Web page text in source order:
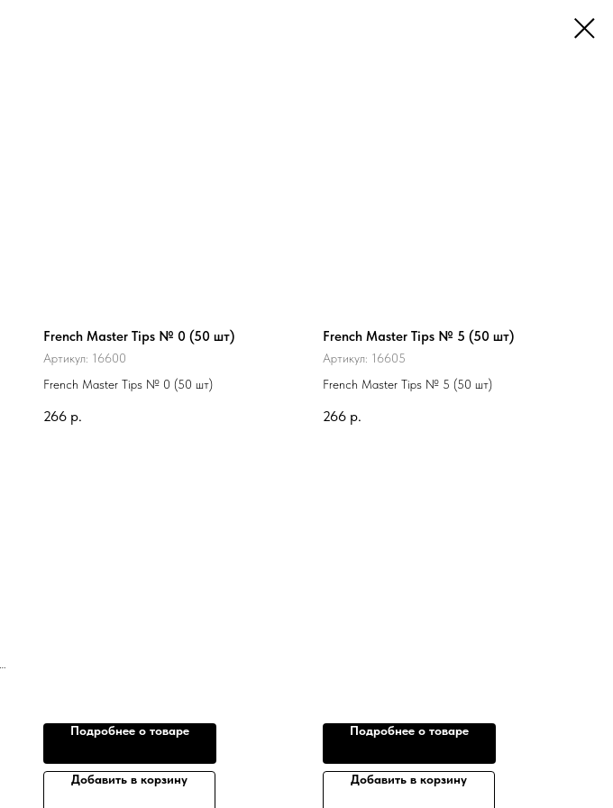
French Master Tips № 0 (50 шт)
Артикул: 16600
French Master Tips № 0 (50 шт)
266 р.
Подробнее о товаре
Добавить в корзину
French Master Tips № 5 (50 шт)
Артикул: 16605
French Master Tips № 5 (50 шт)
266 р.
Подробнее о товаре
Добавить в корзину